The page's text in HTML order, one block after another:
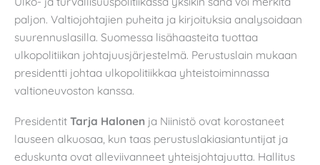
paljon. Valtiojohtajien puheita ja kirjoituksia analysoidaan
suurennuslasilla. Suomessa lisähaasteita tuottaa
ulkopolitiikan johtajuusjärjestelmä. Perustuslain mukaan
presidentti johtaa ulkopolitiikkaa yhteistoiminnassa
valtioneuvoston kanssa.
Presidentit Tarja Halonen ja Niinistö ovat korostaneet
lauseen alkuosaa, kun taas perustuslakiasiantuntijat ja
eduskunta ovat alleviivanneet yhteisjohtajuutta. Hallitus